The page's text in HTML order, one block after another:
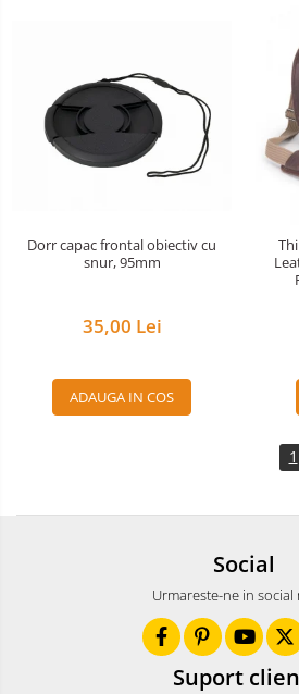
Dorr capac frontal obiectiv cu
snur, 95mm
35,00 Lei
ADAUGA IN COS
1
Social
Urmareste-ne in social
Suport